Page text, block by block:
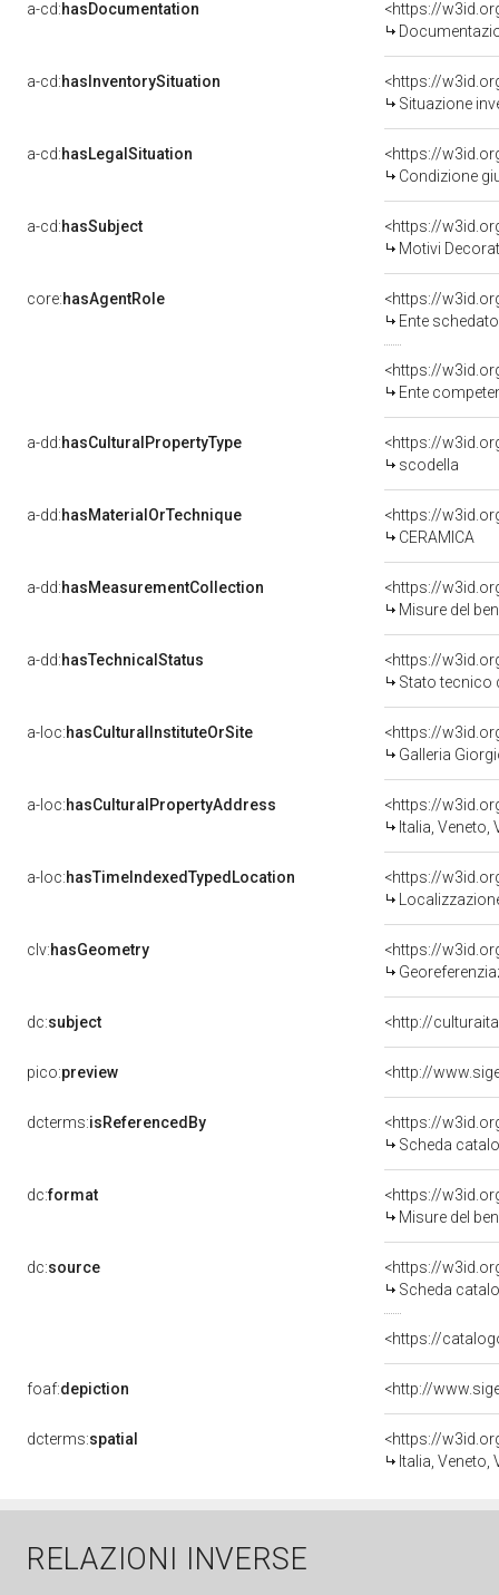
a-cd:hasDocumentation
a-cd:hasInventorySituation
<https://
Situazione
a-cd:hasLegalSituation
<https://
Condizione
a-cd:hasSubject
<https://
Motivi
core:hasAgentRole
<https://
Ente
<https://
Ente competente per tutela
a-dd:hasCulturalPropertyType
scodella
a-dd:hasMaterialOrTechnique
<https://
CERAMICA
a-dd:hasMeasurementCollection
<https://
Misure del
a-dd:hasTechnicalStatus
<https://
Stato tecnico
a-loc:hasCulturalInstituteOrSite
<https://
Galleria
a-loc:hasCulturalPropertyAddress
<https://
Italia, Veneto,
a-loc:hasTimeIndexedTypedLocation
<https://
clv:hasGeometry
<https://
dc:subject <http://
pico:preview
dcterms:isReferencedBy
<https://
Scheda
dc:format
<https://
Misure del
dc:source
<https://
Scheda
<https://
foaf:depiction
dcterms:spatial
<https://
Italia, Veneto,
RELAZIONI INVERSE